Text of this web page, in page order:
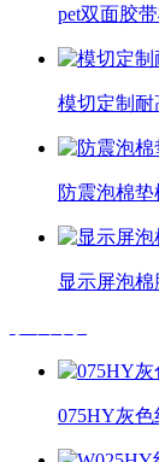
pet双面胶
模切定制耐
防震泡棉
显示屏泡
075HY灰